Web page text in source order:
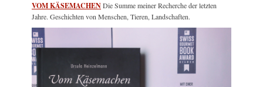
VOM KÄSEMACHENDie Summe meiner Recherche der letzten
Jahre. Geschichten von Menschen, Tieren, Landschaften.